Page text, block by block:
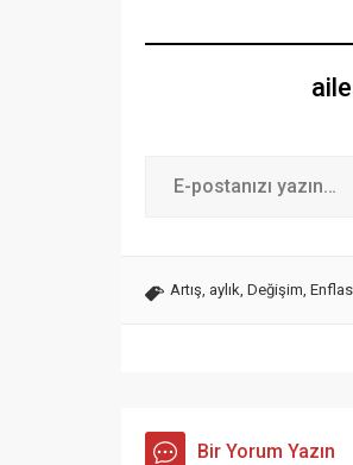
Artış, aylık, Değişim,
Bir Yorum Yazın